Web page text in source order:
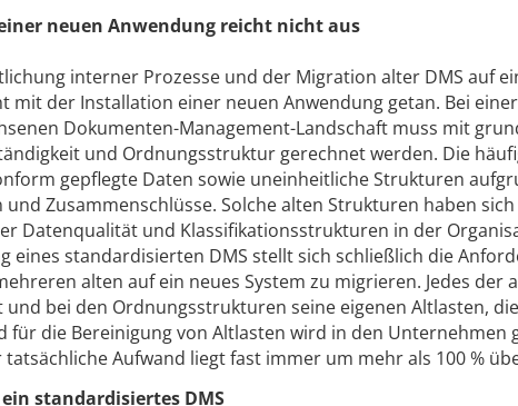
neuen Anwendung reicht nicht aus
interner Prozesse und der Migration alter DMS auf
mit der Installation einer neuen Anwendung getan. Bei
Dokumenten-Management-Landschaft muss mit
und Ordnungsstruktur gerechnet werden. Die
gepflegte Daten sowie uneinheitliche Strukturen
Zusammenschlüsse. Solche alten Strukturen haben
Datenqualität und Klassifikationsstrukturen in der
eines standardisierten DMS stellt sich schließlich die
alten auf ein neues System zu migrieren. Jedes der
bei den Ordnungsstrukturen seine eigenen Altlasten,
für die Bereinigung von Altlasten wird in den Unternehmen
Aufwand liegt fast immer um mehr als 100 %
standardisiertes DMS